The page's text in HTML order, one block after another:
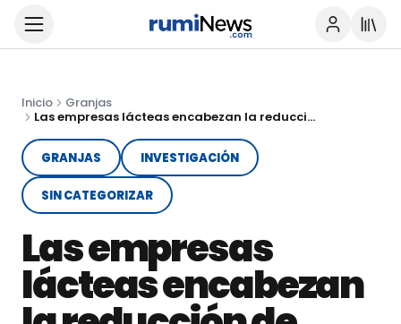
Inicio
Granjas
Las empresas lácteas encabezan la reducción de emisiones
GRANJAS INVESTIGACIÓN
SIN CATEGORIZAR
Las empresas
lácteas encabezan